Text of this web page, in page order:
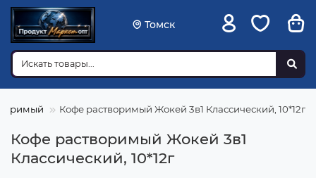
Томск
Кофе растворимый Жокей 3в1 Классический, 10*12г
Кофе растворимый Жокей 3в1
Классический, 10*12г